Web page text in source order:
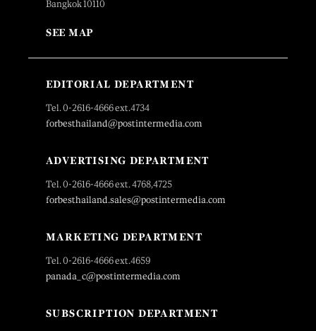
Bangkok 10110
SEE MAP
EDITORIAL DEPARTMENT
Tel. 0-2616-4666 ext.4734
forbesthailand@postintermedia.com
ADVERTISING DEPARTMENT
Tel. 0-2616-4666 ext. 4768,4725
forbesthailand.sales@postintermedia.com
MARKETING DEPARTMENT
Tel. 0-2616-4666 ext.4659
panada_c@postintermedia.com
SUBSCRIPTION DEPARTMENT